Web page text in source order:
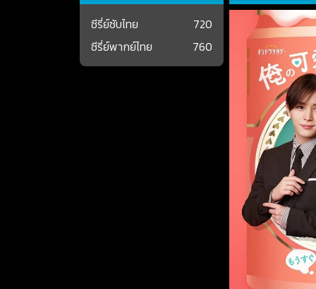
ซีรี่ย์ซับไทย
720
ซีรี่ย์พากย์ไทย
760